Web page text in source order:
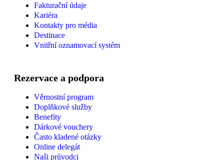
Fakturační údaje
Kariéra
Kontakty pro média
Destinace
Vnitřní oznamovací systém
Rezervace a podpora
Věrnostní program
Doplňkové služby
Benefity
Dárkové vouchery
Často kladené otázky
Online delegát
Naši průvodci